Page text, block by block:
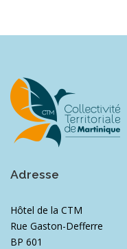
Adresse
Hôtel de la CTM
Rue Gaston-Defferre
BP 601